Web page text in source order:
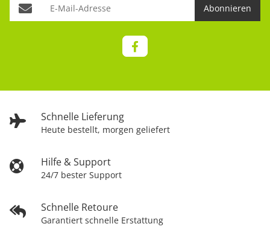
Schnelle Lieferung
Heute bestellt, morgen geliefert
Hilfe & Support
24/7 bester Support
Schnelle Retoure
Garantiert schnelle Erstattung
Abonnieren